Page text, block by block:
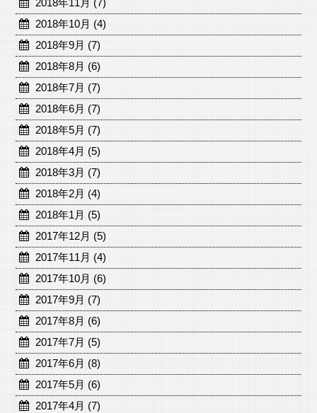
2018年11月 (7)
2018年10月 (4)
2018年9月 (7)
2018年8月 (6)
2018年7月 (7)
2018年6月 (7)
2018年5月 (7)
2018年4月 (5)
2018年3月 (7)
2018年2月 (4)
2018年1月 (5)
2017年12月 (5)
2017年11月 (4)
2017年10月 (6)
2017年9月 (7)
2017年8月 (6)
2017年7月 (5)
2017年6月 (8)
2017年5月 (6)
2017年4月 (7)